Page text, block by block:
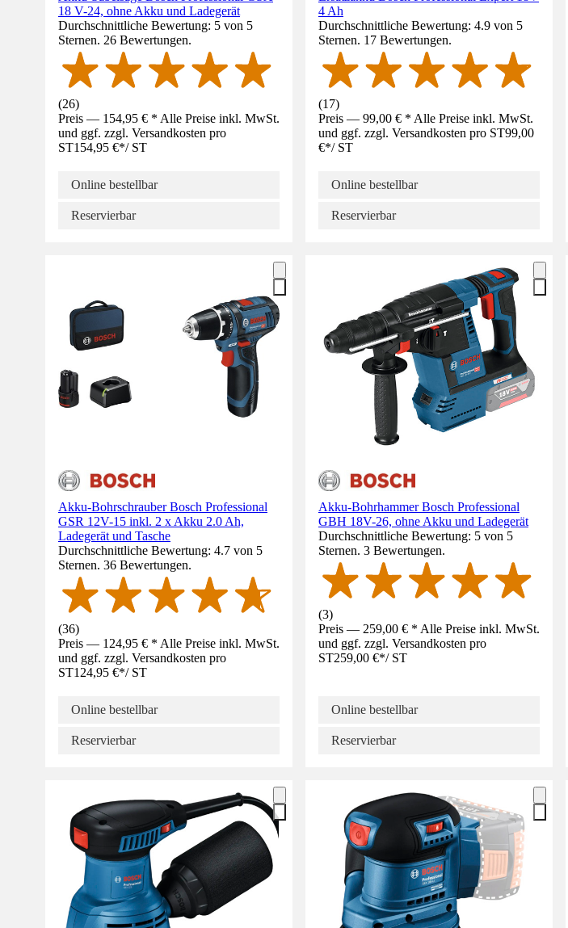
18 V-24, ohne Akku und Ladegerät
Durchschnittliche Bewertung: 5 von 5
Sternen. 26 Bewertungen.
(26)
Preis — 154,95 € * Alle Preise inkl. MwSt.
und ggf. zzgl. Versandkosten pro
ST154,95 €*/ ST
Online bestellbar
Reservierbar
4 Ah
Durchschnittliche Bewertung: 4.9 von 5
Sternen. 17 Bewertungen.
(17)
Preis — 99,00 € * Alle Preise inkl. MwSt.
und ggf. zzgl. Versandkosten pro ST99,00
€*/ ST
Online bestellbar
Reservierbar
Akku-Bohrschrauber Bosch Professional
GSR 12V-15 inkl. 2 x Akku 2.0 Ah,
Ladegerät und Tasche
Durchschnittliche Bewertung: 4.7 von 5
Sternen. 36 Bewertungen.
(36)
Preis — 124,95 € * Alle Preise inkl. MwSt.
und ggf. zzgl. Versandkosten pro
ST124,95 €*/ ST
Online bestellbar
Reservierbar
Akku-Bohrhammer Bosch Professional
GBH 18V-26, ohne Akku und Ladegerät
Durchschnittliche Bewertung: 5 von 5
Sternen. 3 Bewertungen.
(3)
Preis — 259,00 € * Alle Preise inkl. MwSt.
und ggf. zzgl. Versandkosten pro
ST259,00 €*/ ST
Online bestellbar
Reservierbar